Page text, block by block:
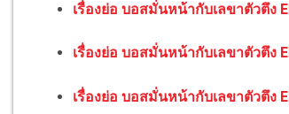
เรื่องย่อ บอสมั่นหน้ากับเลขาตัวตึง
เรื่องย่อ บอสมั่นหน้ากับเลขาตัวตึง
เรื่องย่อ บอสมั่นหน้ากับเลขาตัวตึง